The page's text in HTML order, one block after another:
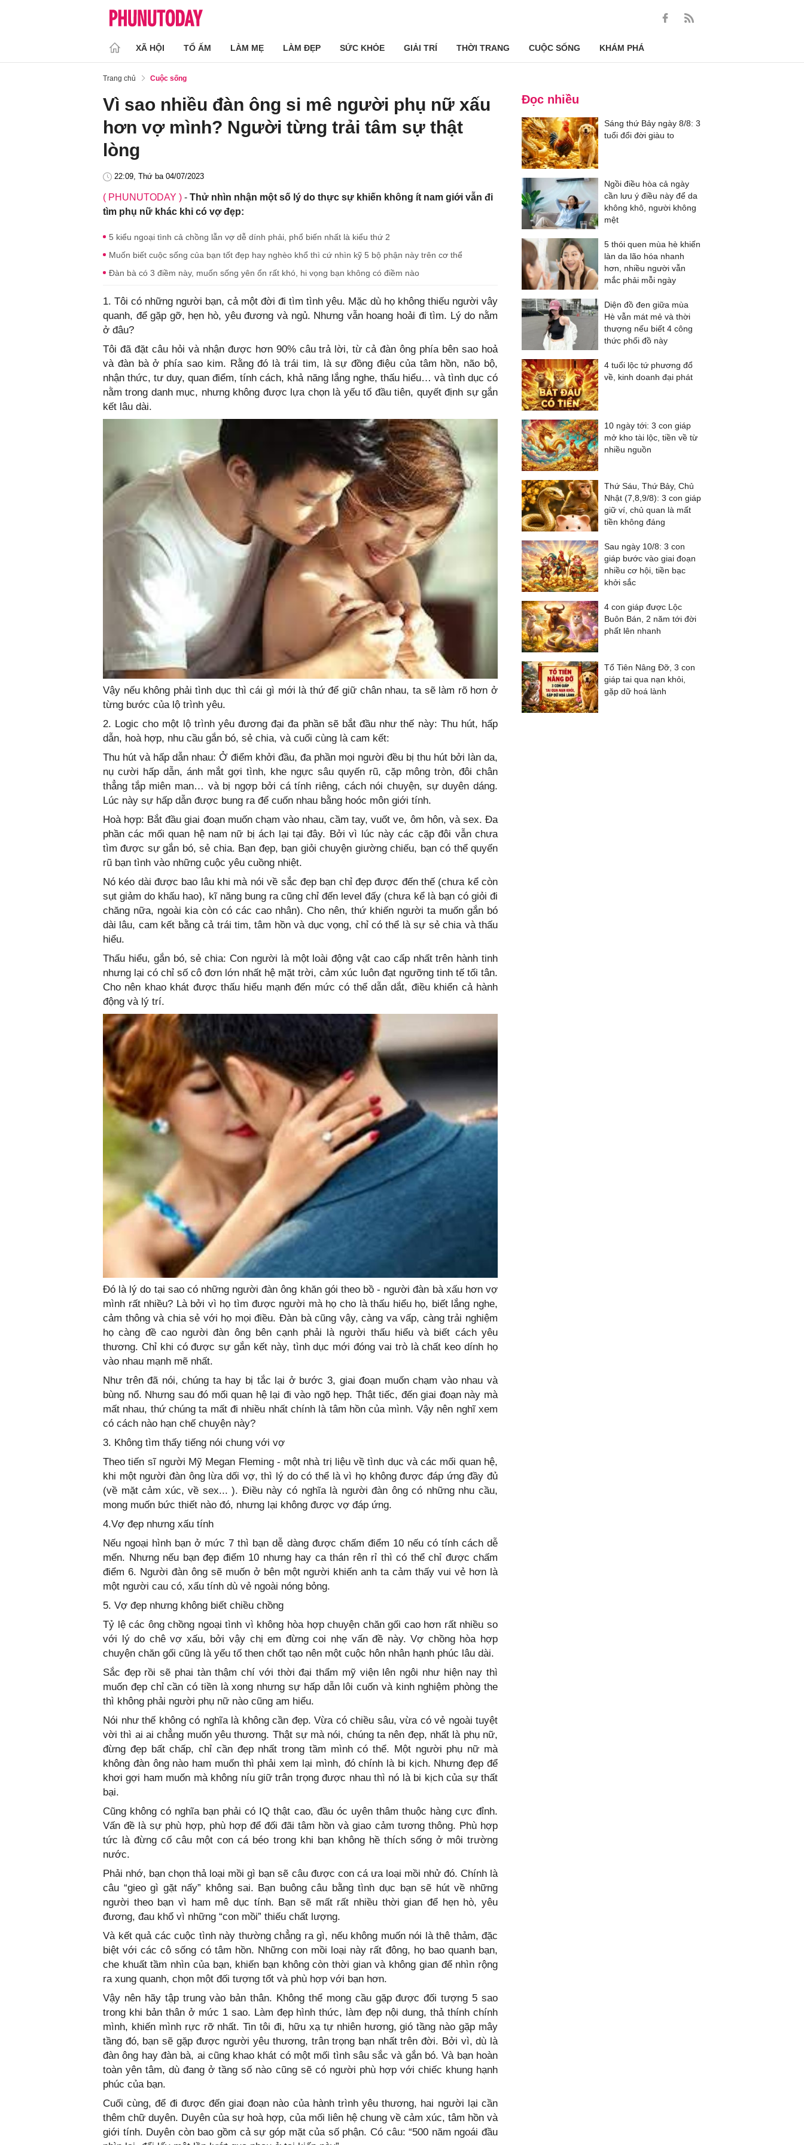
XÃ HỘI TỔ ẤM LÀM MẸ LÀM ĐẸP SỨC KHỎE GIẢI TRÍ THỜI TRANG CUỘC SỐNG KHÁM PHÁ
Trang chủ Cuộc sống
Vì sao nhiều đàn ông si mê người phụ nữ xấu
hơn vợ mình? Người từng trải tâm sự thật
lòng
22:09, Thứ ba 04/07/2023
( PHUNUTODAY ) - Thử nhìn nhận một số lý do thực sự khiến không ít nam giới vẫn đi
tìm phụ nữ khác khi có vợ đẹp:
5 kiểu ngoại tình cả chồng lẫn vợ dễ dính phải, phổ biến nhất là kiểu thứ 2
Muốn biết cuộc sống của bạn tốt đẹp hay nghèo khổ thì cứ nhìn kỹ 5 bộ phận này trên cơ thể
Đàn bà có 3 điềm này, muốn sống yên ổn rất khó, hi vọng bạn không có điềm nào
1. Tôi có những người bạn, cả một đời đi tìm tình yêu. Mặc dù họ không thiếu người vây
quanh, để gặp gỡ, hẹn hò, yêu đương và ngủ. Nhưng vẫn hoang hoải đi tìm. Lý do nằm
ở đâu?
Tôi đã đặt câu hỏi và nhận được hơn 90% câu trả lời, từ cả đàn ông phía bên sao hoả
và đàn bà ở phía sao kim. Rằng đó là trái tim, là sự đồng điệu của tâm hồn, não bộ,
nhận thức, tư duy, quan điểm, tính cách, khả năng lắng nghe, thấu hiểu… và tình dục có
nằm trong danh mục, nhưng không được lựa chọn là yếu tố đầu tiên, quyết định sự gắn
kết lâu dài.
Vậy nếu không phải tình dục thì cái gì mới là thứ để giữ chân nhau, ta sẽ làm rõ hơn ở
từng bước của lộ trình yêu.
2. Logic cho một lộ trình yêu đương đại đa phần sẽ bắt đầu như thế này: Thu hút, hấp
dẫn, hoà hợp, nhu cầu gắn bó, sẻ chia, và cuối cùng là cam kết:
Thu hút và hấp dẫn nhau: Ở điểm khởi đầu, đa phần mọi người đều bị thu hút bởi làn da,
nụ cười hấp dẫn, ánh mắt gợi tình, khe ngực sâu quyến rũ, cặp mông tròn, đôi chân
thẳng tắp miên man… và bị ngợp bởi cá tính riêng, cách nói chuyện, sự duyên dáng.
Lúc này sự hấp dẫn được bung ra để cuốn nhau bằng hoóc môn giới tính.
Hoà hợp: Bắt đầu giai đoạn muốn chạm vào nhau, cầm tay, vuốt ve, ôm hôn, và sex. Đa
phần các mối quan hệ nam nữ bị ách lại tại đây. Bởi vì lúc này các cặp đôi vẫn chưa
tìm được sự gắn bó, sẻ chia. Bạn đẹp, bạn giỏi chuyện giường chiếu, bạn có thể quyến
rũ bạn tình vào những cuộc yêu cuồng nhiệt.
Nó kéo dài được bao lâu khi mà nói về sắc đẹp bạn chỉ đẹp được đến thế (chưa kể còn
sụt giảm do khấu hao), kĩ năng bung ra cũng chỉ đến level đấy (chưa kể là bạn có giỏi đi
chăng nữa, ngoài kia còn có các cao nhân). Cho nên, thứ khiến người ta muốn gắn bó
dài lâu, cam kết bằng cả trái tim, tâm hồn và dục vọng, chỉ có thể là sự sẻ chia và thấu
hiểu.
Thấu hiểu, gắn bó, sẻ chia: Con người là một loài động vật cao cấp nhất trên hành tinh
nhưng lại có chỉ số cô đơn lớn nhất hệ mặt trời, cảm xúc luôn đạt ngưỡng tinh tế tối tân.
Cho nên khao khát được thấu hiểu mạnh đến mức có thể dẫn dắt, điều khiển cả hành
động và lý trí.
Đó là lý do tại sao có những người đàn ông khăn gói theo bồ - người đàn bà xấu hơn vợ
mình rất nhiều? Là bởi vì họ tìm được người mà họ cho là thấu hiểu họ, biết lắng nghe,
cảm thông và chia sẻ với họ mọi điều. Đàn bà cũng vậy, càng va vấp, càng trải nghiệm
họ càng đề cao người đàn ông bên cạnh phải là người thấu hiểu và biết cách yêu
thương. Chỉ khi có được sự gắn kết này, tình dục mới đóng vai trò là chất keo dính họ
vào nhau mạnh mẽ nhất.
Như trên đã nói, chúng ta hay bị tắc lại ở bước 3, giai đoạn muốn chạm vào nhau và
bùng nổ. Nhưng sau đó mối quan hệ lại đi vào ngõ hẹp. Thật tiếc, đến giai đoạn này mà
mất nhau, thứ chúng ta mất đi nhiều nhất chính là tâm hồn của mình. Vậy nên nghĩ xem
có cách nào hạn chế chuyện này?
3. Không tìm thấy tiếng nói chung với vợ
Theo tiến sĩ người Mỹ Megan Fleming - một nhà trị liệu về tình dục và các mối quan hệ,
khi một người đàn ông lừa dối vợ, thì lý do có thể là vì họ không được đáp ứng đầy đủ
(về mặt cảm xúc, về sex... ). Điều này có nghĩa là người đàn ông có những nhu cầu,
mong muốn bức thiết nào đó, nhưng lại không được vợ đáp ứng.
4.Vợ đẹp nhưng xấu tính
Nếu ngoại hình bạn ở mức 7 thì bạn dễ dàng được chấm điểm 10 nếu có tính cách dễ
mến. Nhưng nếu bạn đẹp điểm 10 nhưng hay ca thán rên rỉ thì có thể chỉ được chấm
điểm 6. Người đàn ông sẽ muốn ở bên một người khiến anh ta cảm thấy vui vẻ hơn là
một người cau có, xấu tính dù vẻ ngoài nóng bỏng.
5. Vợ đẹp nhưng không biết chiều chồng
Tỷ lệ các ông chồng ngoại tình vì không hòa hợp chuyện chăn gối cao hơn rất nhiều so
với lý do chê vợ xấu, bởi vậy chị em đừng coi nhẹ vấn đề này. Vợ chồng hòa hợp
chuyện chăn gối cũng là yếu tố then chốt tạo nên một cuộc hôn nhân hạnh phúc lâu dài.
Sắc đẹp rồi sẽ phai tàn thậm chí với thời đại thẩm mỹ viện lên ngôi như hiện nay thì
muốn đẹp chỉ cần có tiền là xong nhưng sự hấp dẫn lôi cuốn và kinh nghiệm phòng the
thì không phải người phụ nữ nào cũng am hiểu.
Nói như thế không có nghĩa là không cần đẹp. Vừa có chiều sâu, vừa có vẻ ngoài tuyệt
vời thì ai ai chẳng muốn yêu thương. Thật sự mà nói, chúng ta nên đẹp, nhất là phụ nữ,
đừng đẹp bất chấp, chỉ cần đẹp nhất trong tầm mình có thể. Một người phụ nữ mà
không đàn ông nào ham muốn thì phải xem lại mình, đó chính là bi kịch. Nhưng đẹp để
khơi gợi ham muốn mà không níu giữ trân trọng được nhau thì nó là bi kịch của sự thất
bại.
Cũng không có nghĩa bạn phải có IQ thật cao, đầu óc uyên thâm thuộc hàng cực đỉnh.
Vấn đề là sự phù hợp, phù hợp để đối đãi tâm hồn và giao cảm tương thông. Phù hợp
tức là đừng cố câu một con cá béo trong khi bạn không hề thích sống ở môi trường
nước.
Phải nhớ, bạn chọn thả loại mồi gì bạn sẽ câu được con cá ưa loại mồi nhử đó. Chính là
câu “gieo gì gặt nấy” không sai. Bạn buông câu bằng tình dục bạn sẽ hút về những
người theo bạn vì ham mê dục tính. Bạn sẽ mất rất nhiều thời gian để hẹn hò, yêu
đương, đau khổ vì những “con mồi” thiếu chất lượng.
Và kết quả các cuộc tình này thường chẳng ra gì, nếu không muốn nói là thê thảm, đặc
biệt với các cô sống có tâm hồn. Những con mồi loại này rất đông, họ bao quanh bạn,
che khuất tầm nhìn của bạn, khiến bạn không còn thời gian và không gian để nhìn rộng
ra xung quanh, chọn một đối tượng tốt và phù hợp với bạn hơn.
Vậy nên hãy tập trung vào bản thân. Không thể mong cầu gặp được đối tượng 5 sao
trong khi bản thân ở mức 1 sao. Làm đẹp hình thức, làm đẹp nội dung, thả thính chính
mình, khiến mình rực rỡ nhất. Tin tôi đi, hữu xạ tự nhiên hương, gió tầng nào gặp mây
tầng đó, bạn sẽ gặp được người yêu thương, trân trọng bạn nhất trên đời. Bởi vì, dù là
đàn ông hay đàn bà, ai cũng khao khát có một mối tình sâu sắc và gắn bó. Và bạn hoàn
toàn yên tâm, dù đang ở tầng số nào cũng sẽ có người phù hợp với chiếc khung hạnh
phúc của bạn.
Cuối cùng, để đi được đến giai đoạn nào của hành trình yêu thương, hai người lại cần
thêm chữ duyên. Duyên của sự hoà hợp, của mối liên hệ chung về cảm xúc, tâm hồn và
giới tính. Duyên còn bao gồm cả sự góp mặt của số phận. Có câu: “500 năm ngoái đầu
Đọc nhiều
Sáng thứ Bảy ngày 8/8: 3
tuổi đổi đời giàu to
Ngồi điều hòa cả ngày
cần lưu ý điều này để da
không khô, người không
mệt
5 thói quen mùa hè khiến
làn da lão hóa nhanh
hơn, nhiều người vẫn
mắc phải mỗi ngày
Diện đồ đen giữa mùa
Hè vẫn mát mẻ và thời
thượng nếu biết 4 công
thức phối đồ này
4 tuổi lộc tứ phương đổ
về, kinh doanh đại phát
10 ngày tới: 3 con giáp
mở kho tài lộc, tiền về từ
nhiều nguồn
Thứ Sáu, Thứ Bảy, Chủ
Nhật (7,8,9/8): 3 con giáp
giữ ví, chủ quan là mất
tiền không đáng
Sau ngày 10/8: 3 con
giáp bước vào giai đoạn
nhiều cơ hội, tiền bạc
khởi sắc
4 con giáp được Lộc
Buôn Bán, 2 năm tới đời
phất lên nhanh
Tổ Tiên Nâng Đỡ, 3 con
giáp tai qua nạn khỏi,
gặp dữ hoá lành